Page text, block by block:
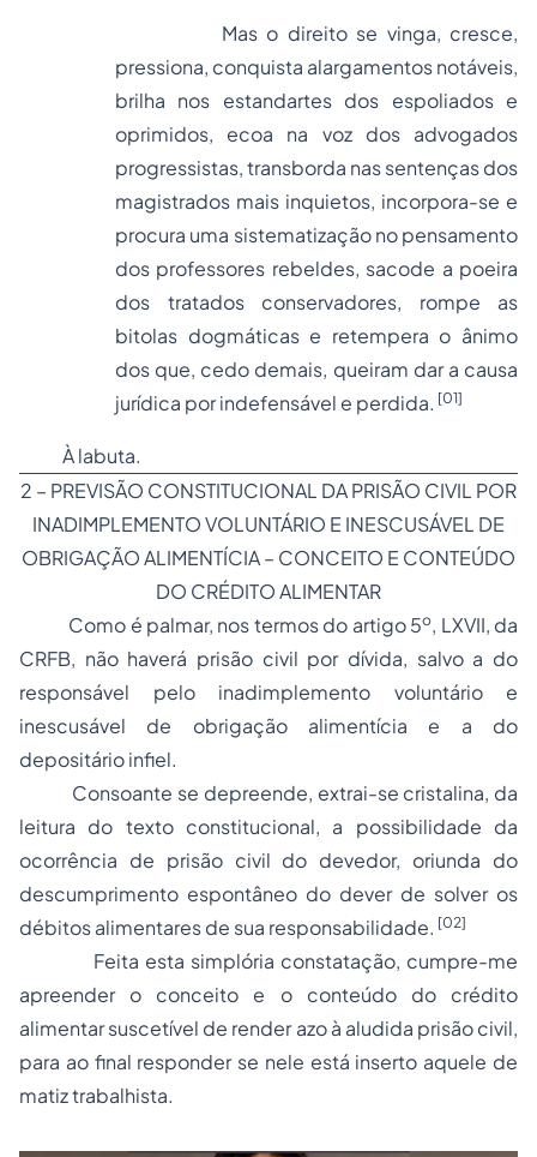
Mas o direito se vinga, cresce,
pressiona, conquista alargamentos notáveis,
brilha nos estandartes dos espoliados e
oprimidos, ecoa na voz dos advogados
progressistas, transborda nas sentenças dos
magistrados mais inquietos, incorpora-se e
procura uma sistematização no pensamento
dos professores rebeldes, sacode a poeira
dos tratados conservadores, rompe as
bitolas dogmáticas e retempera o ânimo
dos que, cedo demais, queiram dar a causa
jurídica por indefensável e perdida. [01]
À labuta.
2 – PREVISÃO CONSTITUCIONAL DA PRISÃO CIVIL POR
INADIMPLEMENTO VOLUNTÁRIO E INESCUSÁVEL DE
OBRIGAÇÃO ALIMENTÍCIA – CONCEITO E CONTEÚDO
DO CRÉDITO ALIMENTAR
Como é palmar, nos termos do artigo 5o, LXVII, da
CRFB, não haverá prisão civil por dívida, salvo a do
responsável pelo inadimplemento voluntário e
inescusável de obrigação alimentícia e a do
depositário infiel.
Consoante se depreende, extrai-se cristalina, da
leitura do texto constitucional, a possibilidade da
ocorrência de prisão civil do devedor, oriunda do
descumprimento espontâneo do dever de solver os
débitos alimentares de sua responsabilidade. [02]
Feita esta simplória constatação, cumpre-me
apreender o conceito e o conteúdo do crédito
alimentar suscetível de render azo à aludida prisão civil,
para ao final responder se nele está inserto aquele de
matiz trabalhista.